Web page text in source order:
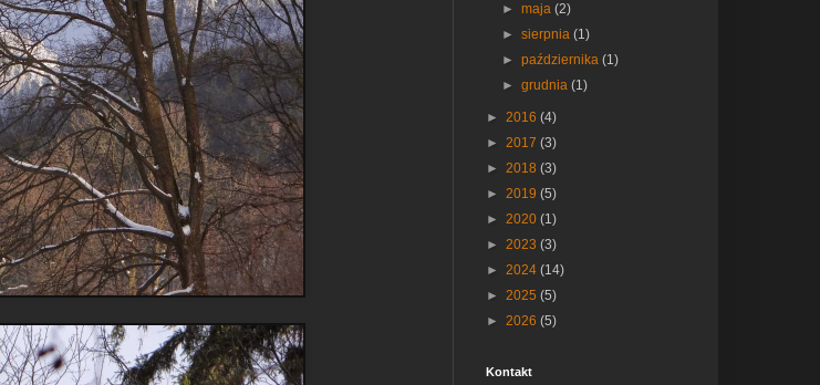
►maja(2)
►sierpnia(1)
►października(1)
►grudnia(1)
► 2016 (4)
► 2017 (3)
► 2018 (3)
► 2019 (5)
► 2020 (1)
► 2023 (3)
► 2024 (14)
► 2025 (5)
► 2026 (5)
Kontakt